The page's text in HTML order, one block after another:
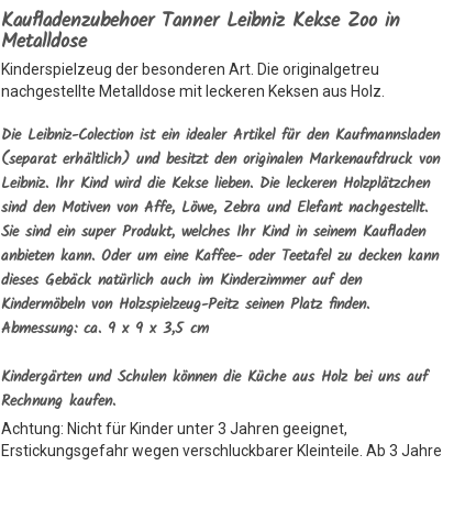
Kaufladenzubehoer Tanner Leibniz Kekse Zoo in
Metalldose
Kinderspielzeug der besonderen Art. Die originalgetreu
nachgestellte Metalldose mit leckeren Keksen aus Holz.
Die Leibniz-Colection ist ein idealer Artikel für den Kaufmannsladen
(separat erhältlich) und besitzt den originalen Markenaufdruck von
Leibniz. Ihr Kind wird die Kekse lieben. Die leckeren Holzplätzchen
sind den Motiven von Affe, Löwe, Zebra und Elefant nachgestellt.
Sie sind ein super Produkt, welches Ihr Kind in seinem Kaufladen
anbieten kann. Oder um eine Kaffee- oder Teetafel zu decken kann
dieses Gebäck natürlich auch im Kinderzimmer auf den
Kindermöbeln von Holzspielzeug-Peitz seinen Platz finden.
Abmessung: ca. 9 x 9 x 3,5 cm
Kindergärten und Schulen können die Küche aus Holz bei uns auf
Rechnung kaufen.
Achtung: Nicht für Kinder unter 3 Jahren geeignet,
Erstickungsgefahr wegen verschluckbarer Kleinteile. Ab 3 Jahre